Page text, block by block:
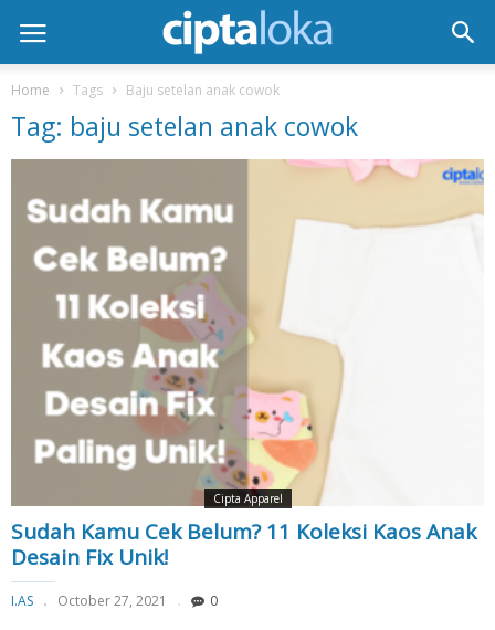
Home Tags Baju setelan anak cowok
Tag: baju setelan anak cowok
Cipta Apparel
Sudah Kamu Cek Belum? 11 Koleksi Kaos Anak
Desain Fix Unik!
I.AS October 27, 2021 0